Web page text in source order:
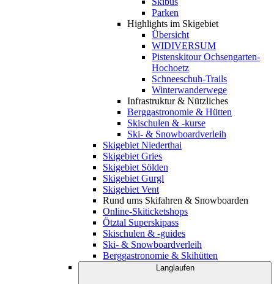
Parken
Highlights im Skigebiet
Übersicht
WIDIVERSUM
Pistenskitour Ochsengarten-
Hochoetz
Schneeschuh-Trails
Winterwanderwege
Infrastruktur & Nützliches
Berggastronomie & Hütten
Skischulen & -kurse
Ski- & Snowboardverleih
Skigebiet Niederthai
Skigebiet Gries
Skigebiet Sölden
Skigebiet Gurgl
Skigebiet Vent
Rund ums Skifahren & Snowboarden
Online-Skiticketshops
Ötztal Superskipass
Skischulen & -guides
Ski- & Snowboardverleih
Berggastronomie & Skihütten
Langlaufen